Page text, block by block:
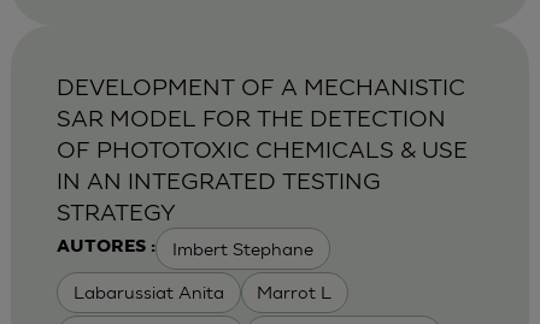
AUTORES : Imbert Stephane
Labarussiat Anita Marrot L
DEVELOPMENT OF A MECHANISTIC
SAR MODEL FOR THE DETECTION
OF PHOTOTOXIC CHEMICALS & USE
IN AN INTEGRATED TESTING
STRATEGY